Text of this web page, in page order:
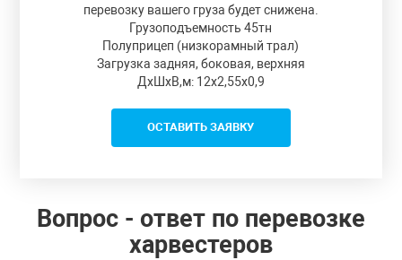
перевозку вашего груза будет снижена.
Грузоподъемность 45тн
Полуприцеп (низкорамный трал)
Загрузка задняя, боковая, верхняя
ДxШxВ,м: 12x2,55x0,9
ОСТАВИТЬ ЗАЯВКУ
Вопрос - ответ по перевозке
харвестеров